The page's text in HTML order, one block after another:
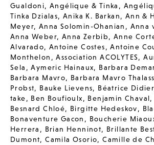
Gualdoni,Angélique & Tinka ,
Tinka Dzialas,Anika K. Barkan, Ann &
Meyer, Anna Solomin-Ohanian , Anna
Anna Weber, Anna Zerbib,Anne
Alvarado,Antoine Costes,Antoine
Monthelon ,Association ACOLYTES,
Sela ,Aymeric Hainaux, Barbara
Barbara Mavro, Barbara Mavro
Probst, Bauke Lievens, Béatrice Didier
take, Ben Boufioulx, Benjamin Chaval,
Besnard Chloé, Birgitte Hedeskov,
Bonaventure Gacon , Boucherie
Herrera , Brian Henninot, Brillante
Dumont,Camila Osorio,Camille de